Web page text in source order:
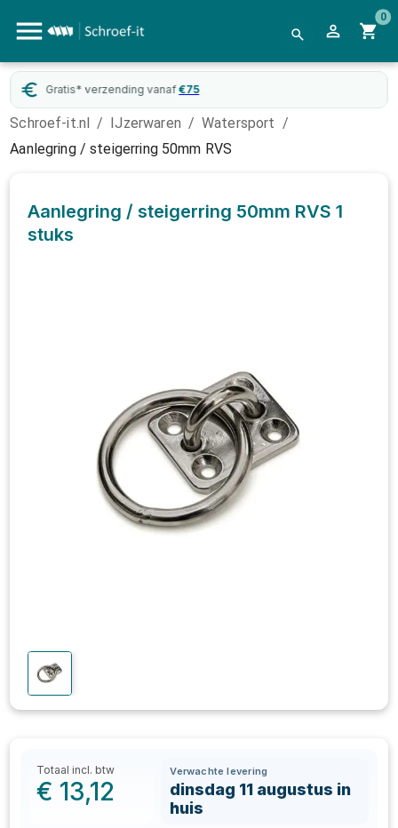
0
Gratis* verzending vanaf €75
Schroef-it.nl / IJzerwaren / Watersport /
Aanlegring / steigerring 50mm RVS
Aanlegring / steigerring 50mm RVS 1
stuks
Totaal incl. btw
€ 13,12
Verwachte levering
dinsdag 11 augustus in
huis